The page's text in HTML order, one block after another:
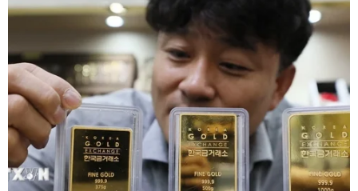
Việt Nam-Hàn Quốc thúc đẩy phát triển